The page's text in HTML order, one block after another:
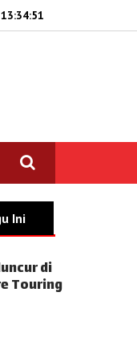
13:34:51
Ini
di
Touring